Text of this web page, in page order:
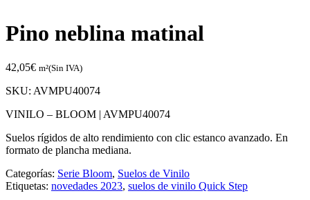
Pino neblina matinal
42,05€ m²(Sin IVA)
SKU: AVMPU40074
VINILO – BLOOM | AVMPU40074
Suelos rígidos de alto rendimiento con clic estanco avanzado. En
formato de plancha mediana.
Categorías: Serie Bloom, Suelos de Vinilo
Etiquetas: novedades 2023, suelos de vinilo Quick Step